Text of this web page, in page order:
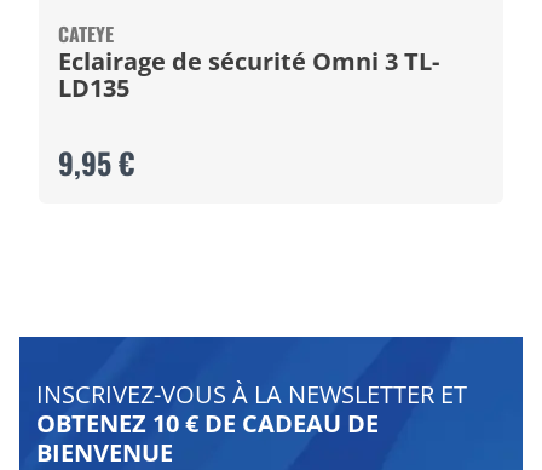
CATEYE
Eclairage de sécurité Omni 3 TL-
LD135
9,95 €
INSCRIVEZ-VOUS À LA NEWSLETTER ET
OBTENEZ 10 € DE CADEAU DE
BIENVENUE